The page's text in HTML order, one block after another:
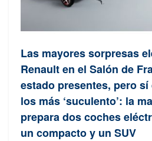
Las mayores sorpresas
Renault en el Salón de
estado presentes, pero
los más ‘suculento’: la
prepara dos coches
un compacto y un SUV